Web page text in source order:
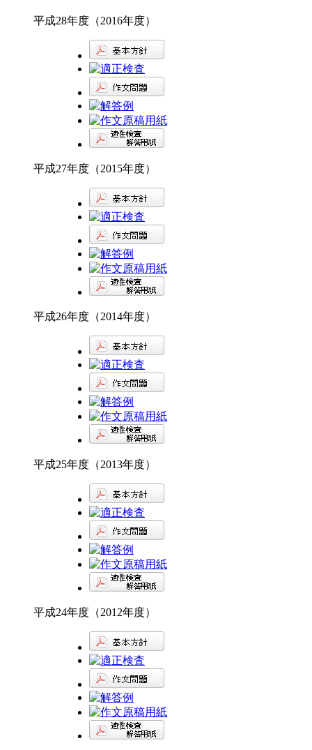
平成28年度（2016年度）
平成27年度（2015年度）
平成26年度（2014年度）
平成25年度（2013年度）
平成24年度（2012年度）